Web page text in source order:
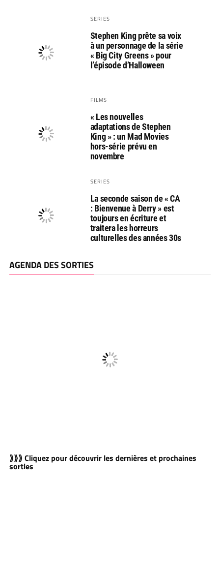
SERIES
Stephen King prête sa voix
à un personnage de la série
« Big City Greens » pour
l’épisode d’Halloween
FILMS
« Les nouvelles
adaptations de Stephen
King » : un Mad Movies
hors-série prévu en
novembre
SERIES
La seconde saison de « CA
: Bienvenue à Derry » est
toujours en écriture et
traitera les horreurs
culturelles des années 30s
AGENDA DES SORTIES
⟫⟫⟫ Cliquez pour découvrir les dernières et prochaines
sorties